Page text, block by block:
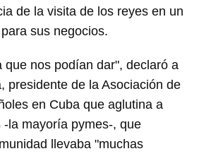
de la visita de los reyes en un
sus negocios.
que nos podían dar", declaró a
presidente de la Asociación de
en Cuba que aglutina a
la mayoría pymes-, que
llevaba "muchas